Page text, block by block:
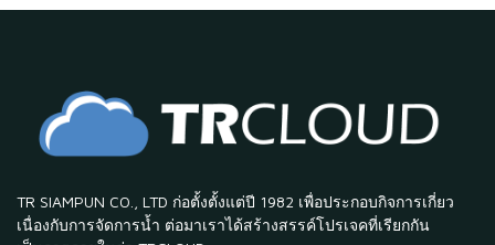
TR SIAMPUN CO., LTD ก่อตั้งตั้งแต่ปี 1982 เพื่อประกอบกิจการเกี่ยว
เนื่องกับการจัดการน้ำ ต่อมาเราได้สร้างสรรค์โปรเจคที่เรียกกัน